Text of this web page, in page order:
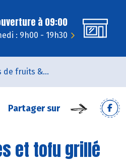
à 09:00
: 9h00 - 19h30
Paniers de fruits & légumes
Partager sur
et tofu grillé